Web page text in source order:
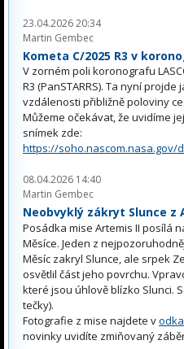
23.04.2026 20:34
Martin Gembec
Kometa C/2025 R3 v
V zorném poli koronografu
R3 (PanSTARRS). Ta nyní
vzdálenosti přibližně poloviny
Můžeme očekávat, že uvidíme
snímek zde:
https://soho.nascom.nasa.gov/
08.04.2026 14:40
Martin Gembec
Neobvyklý zákryt Slunce z
Posádka mise Artemis II posílá
Měsíce. Jeden z
Měsíc zakryl Slunce, ale srpek
osvětlil část jeho povrchu.
které jsou úhlově blízko Slunci.
tečky).
Fotografie z mise najdete v
novinky uvidíte zmiňovaný